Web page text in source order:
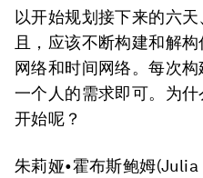
以开始规划接下来的六
且，应该不断构建和解
网络和时间网络。每次
一个人的需求即可。为
开始呢？
朱莉娅•霍布斯鲍姆